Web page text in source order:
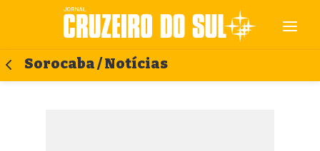
Sorocaba / Notícias